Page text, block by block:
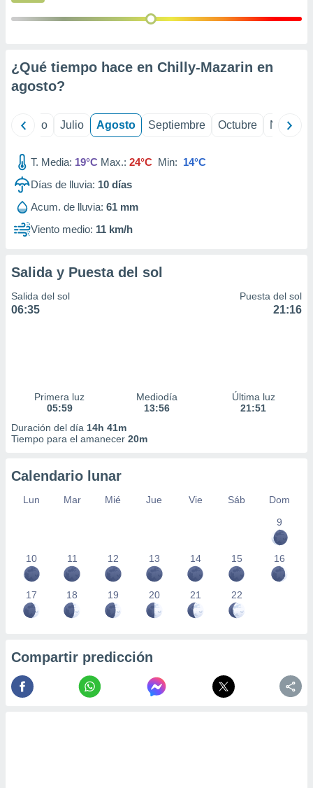
mediante
publicidad
publicidad
1199
¿Qué tiempo hace en Chilly-Mazarin en
agosto?
Junio Julio Agosto Septiembre Octubre
T. Media: 19°C Max.: 24°C Min: 14°C
Días de lluvia: 10 días
Acum. de lluvia: 61 mm
Viento medio: 11 km/h
Salida y Puesta del sol
Salida del sol
06:35
Puesta del sol
21:16
Primera luz
05:59
Mediodía
13:56
Última luz
21:51
Duración del día 14h 41m
Tiempo para el amanecer 20m
Calendario lunar
Lun Mar Mié Jue Vie Sáb
Dom
9
10 11 12 13 14 15 16
17 18 19 20 21 22
Compartir predicción